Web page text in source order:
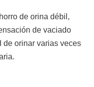
de orina débil,
de vaciado
de orinar varias veces